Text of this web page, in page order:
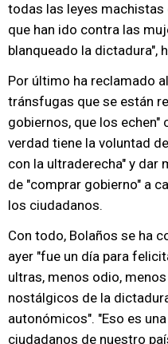
todas las leyes
que han ido contra las
blanqueado la dictadura",
Por último ha reclamado
tránsfugas que se están
gobiernos, que los echen"
verdad tiene la voluntad
con la ultraderecha" y dar
de "comprar gobierno" a
los ciudadanos.
Con todo, Bolaños se ha
ayer "fue un día para
ultras, menos odio,
nostálgicos de la
autonómicos". "Eso es
ciudadanos de nuestro